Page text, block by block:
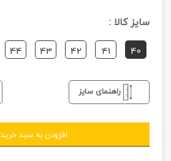
سایز کالا :
40
41
42
43
44
راهنمای سایز
افزودن به سبد خرید